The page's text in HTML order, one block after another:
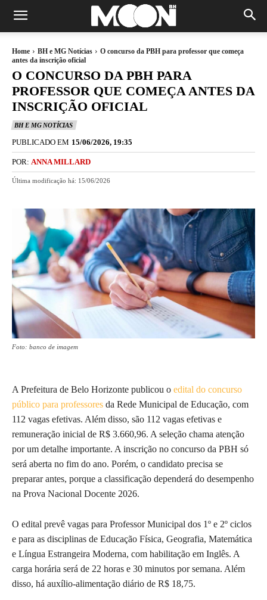
Home BH e MG Notícias
O concurso da PBH para professor que começa
antes da inscrição oficial
O CONCURSO DA PBH PARA
PROFESSOR QUE COMEÇA ANTES DA
INSCRIÇÃO OFICIAL
BH E MG NOTÍCIAS
PUBLICADO EM 15/06/2026, 19:35
POR: ANNA MILLARD
Última modificação há: 15/06/2026
Foto: banco de imagem
A Prefeitura de Belo Horizonte publicou o edital do concurso
público para professores da Rede Municipal de Educação, com
112 vagas efetivas. Além disso, são 112 vagas efetivas e
remuneração inicial de R$ 3.660,96. A seleção chama atenção
por um detalhe importante. A inscrição no concurso da PBH só
será aberta no fim do ano. Porém, o candidato precisa se
preparar antes, porque a classificação dependerá do desempenho
na Prova Nacional Docente 2026.
O edital prevê vagas para Professor Municipal dos 1º e 2º ciclos
e para as disciplinas de Educação Física, Geografia, Matemática
e Língua Estrangeira Moderna, com habilitação em Inglês. A
carga horária será de 22 horas e 30 minutos por semana. Além
disso, há auxílio-alimentação diário de R$ 18,75.